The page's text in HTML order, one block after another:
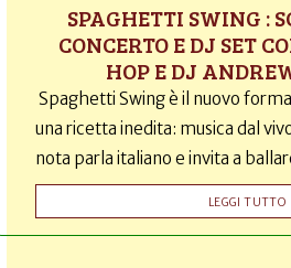
SPAGHETTI SWING :
CONCERTO E DJ SET
HOP E DJ
Spaghetti Swing è il nuovo
una ricetta inedita: musica dal
nota parla italiano e invita a
LEGGI TUTTO